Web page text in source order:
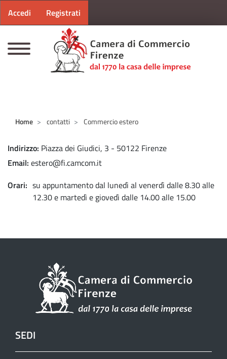
Menu profilo utente
Accedi Registrati
Home contatti Commercio estero
Indirizzo Piazza dei Giudici, 3 - 50122 Firenze
Email estero@fi.camcom.it
Orari
su appuntamento dal lunedì al venerdì dalle 8.30 alle
12.30 e martedì e giovedì dalle 14.00 alle 15.00
SEDI